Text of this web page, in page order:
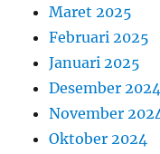
Maret 2025
Februari 2025
Januari 2025
Desember 2024
November
Oktober 2024